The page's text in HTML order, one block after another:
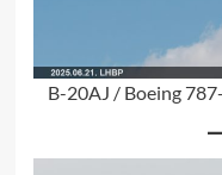
B-20AJ / Boeing